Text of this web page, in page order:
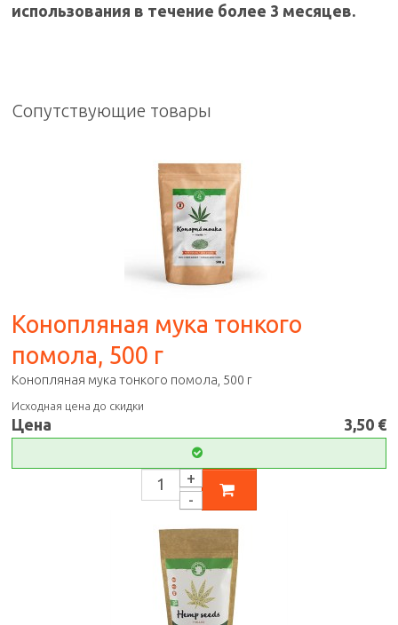
использования в течение более 3 месяцев.
Сопутствующие товары
Конопляная мука тонкого
помола, 500 г
Конопляная мука тонкого помола, 500 г
Исходная цена до скидки
Цена 3,50 €